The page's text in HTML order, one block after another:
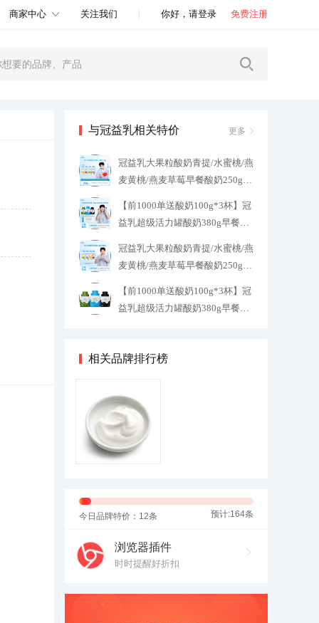
商家中心 关注我们 你好，请登录 免费注册
与冠益乳相关特价 更多
冠益乳大果粒酸奶青提/水蜜桃/燕
麦黄桃/燕麦草莓早餐酸奶250g 3
【前1000单送酸奶100g*3杯】冠
益乳超级活力罐酸奶380g早餐酸
冠益乳大果粒酸奶青提/水蜜桃/燕
麦黄桃/燕麦草莓早餐酸奶250g 3
【前1000单送酸奶100g*3杯】冠
益乳超级活力罐酸奶380g早餐酸
相关品牌排行榜
今日品牌特价：12条 预计:164条
浏览器插件
时时提醒好折扣